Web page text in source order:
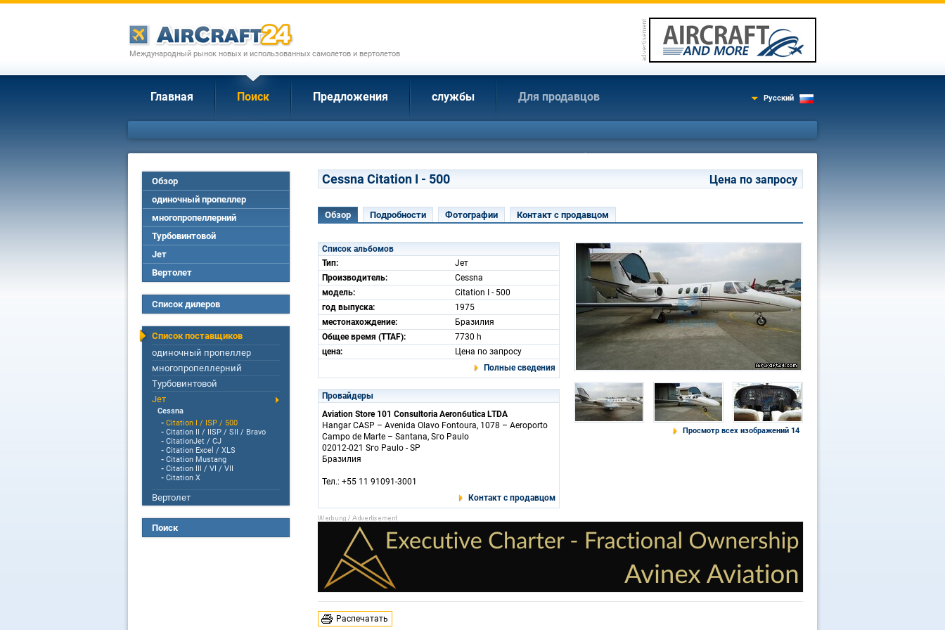
Международный рынок новых и использованных самолетов и вертолетов
Главная Поиск Предложения службы Для продавцов Русский
Обзор
одиночный пропеллер
многопропеллерний
Турбовинтовой
Jет
Вертолет
Список дилеров
Список поставщиков
одиночный пропеллер
многопропеллерний
Турбовинтовой
Jет
Cessna
- Citation I / ISP / 500
- Citation II / IISP / SII / Bravo
- CitationJet / CJ
- Citation Excel / XLS
- Citation Mustang
- Citation III / VI / VII
- Citation X
Вертолет
Поиск
Cessna Citation I - 500 Цена по запросу
Обзор Подробности Фотографии Контакт с продавцом
Список альбомов
Тип:
Jет
Производитель:
Cessna
модель:
Citation I - 500
год выпуска:
1975
местонахождение:
Бразилия
Общее время (TTAF):
7730 h
цена:
Цена по запросу
Полные сведения
Провайдеры
Aviation Store 101 Consultoria Aeronбutica LTDA
Hangar CASP – Avenida Olavo Fontoura, 1078 – Aeroporto
Campo de Marte – Santana, Sгo Paulo
02012-021 Sгo Paulo - SP
Бразилия
Тел.: +55 11 91091-3001
Контакт с продавцом
Просмотр всех изображений 14
Распечатать